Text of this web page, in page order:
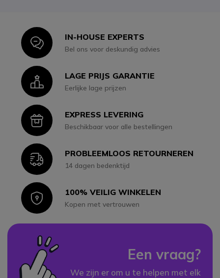
IconIN-HOUSE EXPERTS
Bel ons voor deskundig advies
IconLAGE PRIJS GARANTIE
Eerlijke lage prijzen
IconEXPRESS LEVERING
Beschikbaar voor alle bestellingen
IconPROBLEEMLOOS RETOURNEREN
14 dagen bedenktijd
Icon100% VEILIG WINKELEN
Kopen met vertrouwen
Een vraag?
We zijn er om u te helpen met elk